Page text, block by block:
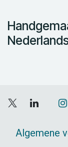
Algemene